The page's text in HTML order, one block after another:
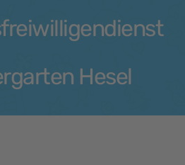
Hesel